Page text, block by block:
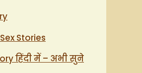
Stories
हिंदी में – अभी सुने